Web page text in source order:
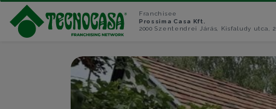
Franchisee
Prossima Casa Kft.
2000 Szentendrei Járás, Kisfaludy utca, 2.
<<